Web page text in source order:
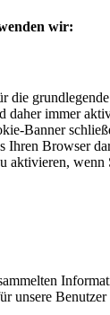
wir:
die
daher immer
Banner
Ihren Browser
aktivieren, wenn
unsere Benutzer